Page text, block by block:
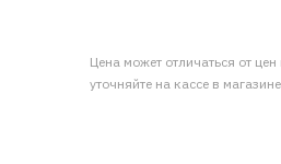
Цена может отличаться от
уточняйте на кассе в магазине